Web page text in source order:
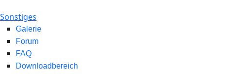
Sonstiges
Galerie
Forum
FAQ
Downloadbereich